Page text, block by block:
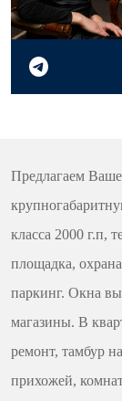
Предлагаем
класса 2000 г.п,
площадка,
паркинг. Окна
магазины. В
ремонт, тамбур
прихожей,